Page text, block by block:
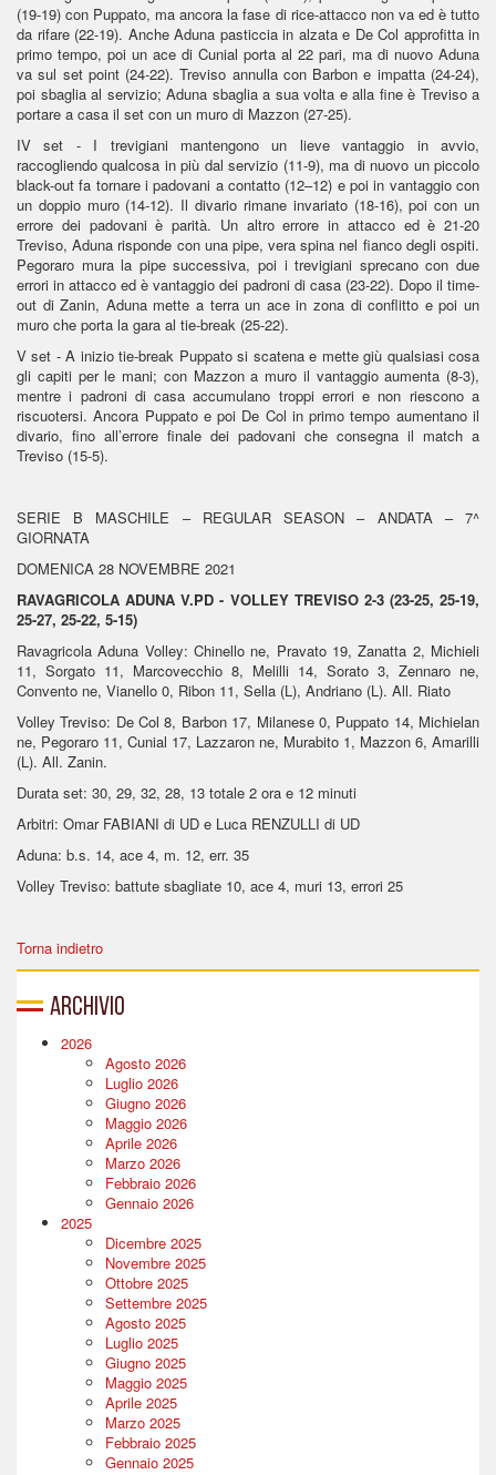
(19-19) con Puppato, ma ancora la fase di rice-attacco non va ed è tutto
da rifare (22-19). Anche Aduna pasticcia in alzata e De Col approfitta in
primo tempo, poi un ace di Cunial porta al 22 pari, ma di nuovo Aduna
va sul set point (24-22). Treviso annulla con Barbon e impatta (24-24),
poi sbaglia al servizio; Aduna sbaglia a sua volta e alla fine è Treviso a
portare a casa il set con un muro di Mazzon (27-25).
IV set - I trevigiani mantengono un lieve vantaggio in avvio,
raccogliendo qualcosa in più dal servizio (11-9), ma di nuovo un piccolo
black-out fa tornare i padovani a contatto (12–12) e poi in vantaggio con
un doppio muro (14-12). Il divario rimane invariato (18-16), poi con un
errore dei padovani è parità. Un altro errore in attacco ed è 21-20
Treviso, Aduna risponde con una pipe, vera spina nel fianco degli ospiti.
Pegoraro mura la pipe successiva, poi i trevigiani sprecano con due
errori in attacco ed è vantaggio dei padroni di casa (23-22). Dopo il time-
out di Zanin, Aduna mette a terra un ace in zona di conflitto e poi un
muro che porta la gara al tie-break (25-22).
V set - A inizio tie-break Puppato si scatena e mette giù qualsiasi cosa
gli capiti per le mani; con Mazzon a muro il vantaggio aumenta (8-3),
mentre i padroni di casa accumulano troppi errori e non riescono a
riscuotersi. Ancora Puppato e poi De Col in primo tempo aumentano il
divario, fino all’errore finale dei padovani che consegna il match a
Treviso (15-5).
SERIE B MASCHILE – REGULAR SEASON – ANDATA – 7^
GIORNATA
DOMENICA 28 NOVEMBRE 2021
RAVAGRICOLA ADUNA V.PD - VOLLEY TREVISO 2-3 (23-25, 25-19,
25-27, 25-22, 5-15)
Ravagricola Aduna Volley: Chinello ne, Pravato 19, Zanatta 2, Michieli
11, Sorgato 11, Marcovecchio 8, Melilli 14, Sorato 3, Zennaro ne,
Convento ne, Vianello 0, Ribon 11, Sella (L), Andriano (L). All. Riato
Volley Treviso: De Col 8, Barbon 17, Milanese 0, Puppato 14, Michielan
ne, Pegoraro 11, Cunial 17, Lazzaron ne, Murabito 1, Mazzon 6, Amarilli
(L). All. Zanin.
Durata set: 30, 29, 32, 28, 13 totale 2 ora e 12 minuti
Arbitri: Omar FABIANI di UD e Luca RENZULLI di UD
Aduna: b.s. 14, ace 4, m. 12, err. 35
Volley Treviso: battute sbagliate 10, ace 4, muri 13, errori 25
Torna indietro
Archivio
2026
Agosto 2026
Luglio 2026
Giugno 2026
Maggio 2026
Aprile 2026
Marzo 2026
Febbraio 2026
Gennaio 2026
2025
Dicembre 2025
Novembre 2025
Ottobre 2025
Settembre 2025
Agosto 2025
Luglio 2025
Giugno 2025
Maggio 2025
Aprile 2025
Marzo 2025
Febbraio 2025
Gennaio 2025